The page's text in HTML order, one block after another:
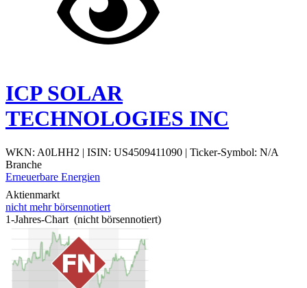
ICP SOLAR
TECHNOLOGIES INC
WKN: A0LHH2 | ISIN: US4509411090 | Ticker-Symbol: N/A
Branche
Erneuerbare Energien
Aktienmarkt
nicht mehr börsennotiert
1-Jahres-Chart (nicht börsennotiert)